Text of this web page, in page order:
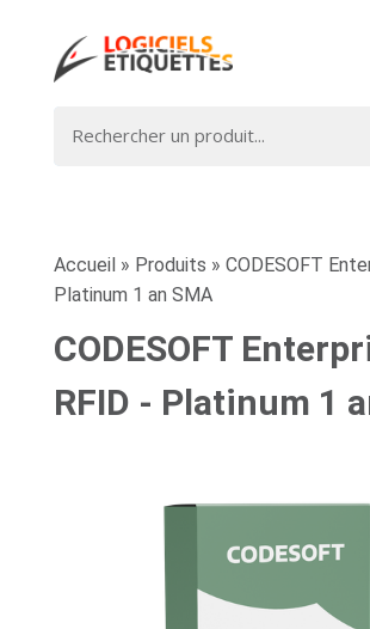
Accueil » Produits » CODESOFT
Platinum 1 an SMA
CODESOFT
RFID - Platinum 1